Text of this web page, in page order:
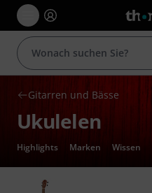
Gitarren und Bässe
Ukulelen
Highlights Marken Wissen